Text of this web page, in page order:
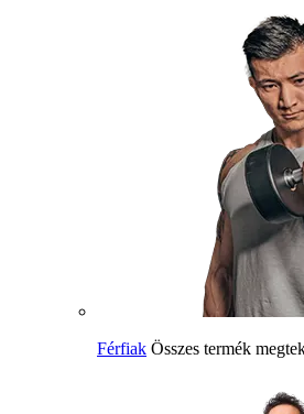
Férfiak Összes termék